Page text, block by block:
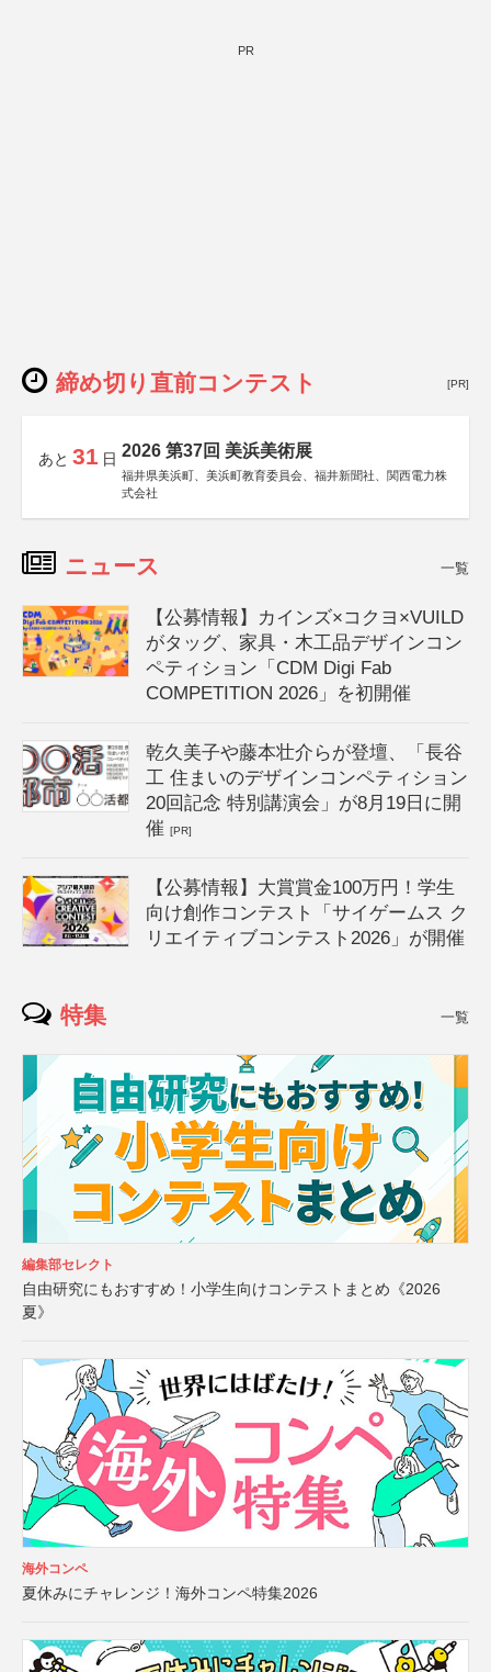
PR
締め切り直前コンテスト [PR]
あと 31 日 2026 第37回 美浜美術展
福井県美浜町、美浜町教育委員会、福井新聞社、関西電力株
式会社
ニュース 一覧
【公募情報】カインズ×コクヨ×VUILD
がタッグ、家具・木工品デザインコン
ペティション「CDM Digi Fab
COMPETITION 2026」を初開催
乾久美子や藤本壮介らが登壇、「長谷
工 住まいのデザインコンペティション
20回記念 特別講演会」が8月19日に開
催[PR]
【公募情報】大賞賞金100万円！学生
向け創作コンテスト「サイゲームス ク
リエイティブコンテスト2026」が開催
特集 一覧
編集部セレクト
自由研究にもおすすめ！小学生向けコンテストまとめ《2026
夏》
海外コンペ
夏休みにチャレンジ！海外コンペ特集2026